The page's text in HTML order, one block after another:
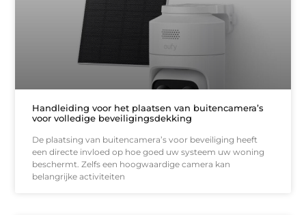
Handleiding voor het plaatsen van buitencamera’s
voor volledige beveiligingsdekking
De plaatsing van buitencamera’s voor beveiliging heeft
een directe invloed op hoe goed uw systeem uw woning
beschermt. Zelfs een hoogwaardige camera kan
belangrijke activiteiten